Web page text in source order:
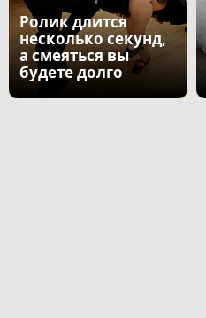
Ролик длится
несколько секунд,
а смеяться вы
будете долго